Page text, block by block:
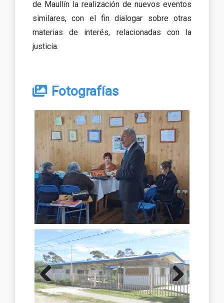
de Maullín la realización de nuevos eventos
similares, con el fin dialogar sobre otras
materias de interés, relacionadas con la
justicia.
Fotografías
Previous Next